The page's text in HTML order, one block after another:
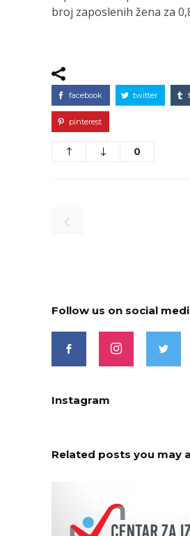
broj zaposlenih žena za
facebook twitter
pinterest
0
Follow us on social
Instagram
Related posts you may